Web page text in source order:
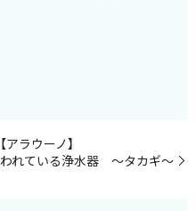
ラウーノ】
れている浄水器 ～タカギ～